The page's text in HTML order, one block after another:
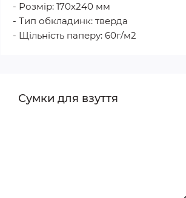
- Розмір: 170х240 мм
- Тип обкладинк: тверда
- Щільність паперу: 60г/м2
Сумки для взуття